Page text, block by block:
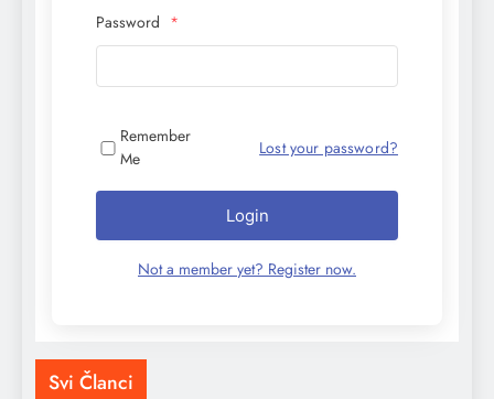
Password *
Remember
Me
Lost your password?
Login
Not a member yet? Register now.
Svi Članci